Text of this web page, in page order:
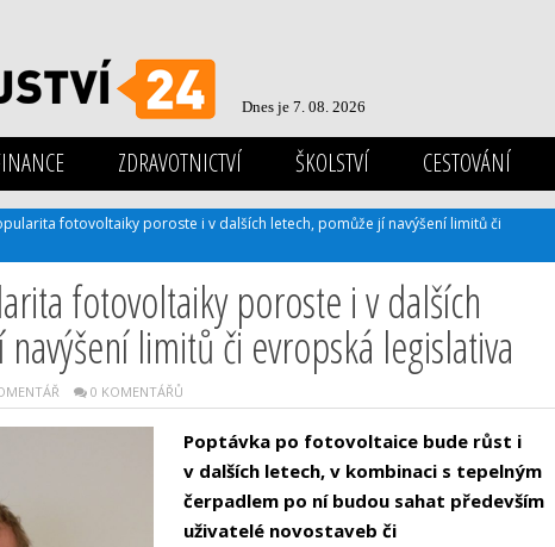
Dnes je 7. 08. 2026
ZDRAVOTNICTVÍ ŠKOLSTVÍ CESTOVÁNÍ
fotovoltaiky poroste i v dalších letech, pomůže jí navýšení limitů či
fotovoltaiky poroste i v dalších
limitů či evropská legislativa
0 KOMENTÁŘŮ
Poptávka po fotovoltaice bude růst i
v dalších letech, v kombinaci s tepelným
čerpadlem po ní budou sahat především
uživatelé novostaveb či